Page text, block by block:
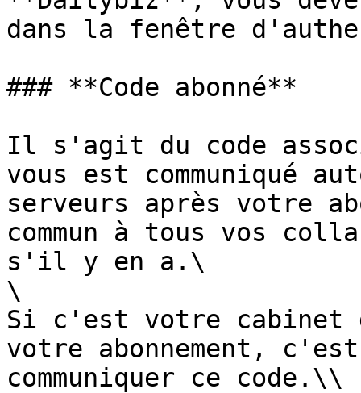
dans la fenêtre
### **Code abonné**
Il s'agit du code
vous est communiqué
serveurs après votre
commun à tous vos
s'il y en a.\
\
Si c'est votre cabinet
votre abonnement,
communiquer ce code.\\